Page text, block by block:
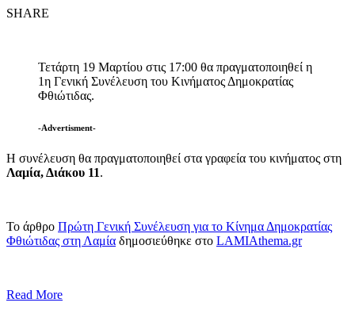
SHARE
Τετάρτη 19 Μαρτίου στις 17:00 θα πραγματοποιηθεί η
1η Γενική Συνέλευση του Κινήματος Δημοκρατίας
Φθιώτιδας.
-Advertisment-
Η συνέλευση θα πραγματοποιηθεί στα γραφεία του κινήματος στη
Λαμία, Διάκου 11.
Το άρθρο Πρώτη Γενική Συνέλευση για το Κίνημα Δημοκρατίας
Φθιώτιδας στη Λαμία δημοσιεύθηκε στο LAMIAthema.gr
Read More